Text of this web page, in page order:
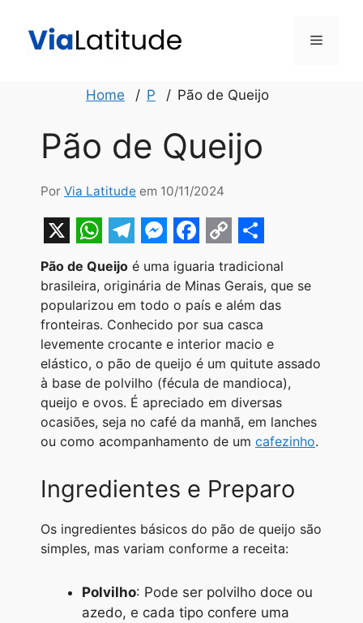
Menu
Home P Pão de Queijo
Pão de Queijo
Por Via Latitude em 10/11/2024
X W
h
a
t
s
A
p
p
T
e
l
e
g
r
a
m
M
e
s
s
e
n
g
e
F
a
c
e
b
o
o
k
C
o
p
y
L
i
n
k
S
h
a
r
e
Pão de Queijo é uma iguaria tradicional
brasileira, originária de Minas Gerais, que se
popularizou em todo o país e além das
fronteiras. Conhecido por sua casca
levemente crocante e interior macio e
elástico, o pão de queijo é um quitute assado
à base de polvilho (fécula de mandioca),
queijo e ovos. É apreciado em diversas
ocasiões, seja no café da manhã, em lanches
ou como acompanhamento de um cafezinho.
Ingredientes e Preparo
Os ingredientes básicos do pão de queijo são
simples, mas variam conforme a receita:
Polvilho: Pode ser polvilho doce ou
azedo, e cada tipo confere uma